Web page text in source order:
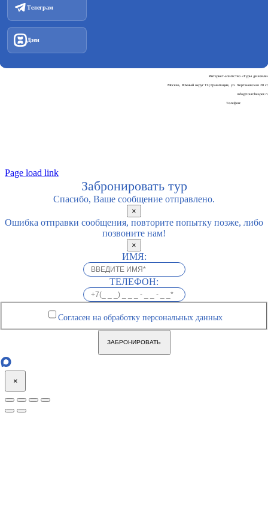
Телеграм
Дзен
Интернет-агентство «Туры дешевле»
Москва, Южный округ ТЦ Гравитация, ул. Чертановская 20 с3
info@tourcheaper.ru
Телефон:
Page load link
Забронировать тур
Спасибо, Ваше сообщение отправлено.
×
Ошибка отправки сообщения, повторите попытку позже, либо
позвоните нам!
×
ИМЯ:
ТЕЛЕФОН:
Согласен на обработку персональных данных
ЗАБРОНИРОВАТЬ
×